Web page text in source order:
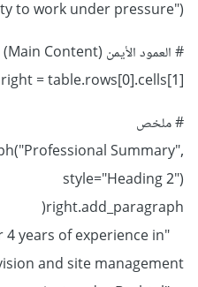
to work under pressure")
# العمود الأيمن (Main Content)
right = table.rows[0].cells[1]
# ملخص
Summary",
style="Heading 2")
right.add_paragraph(
4 years of experience in
and site management, "